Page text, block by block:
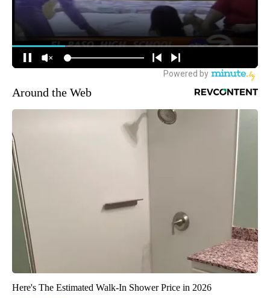
Around the Web
Here's The Estimated Walk-In Shower Price in 2026